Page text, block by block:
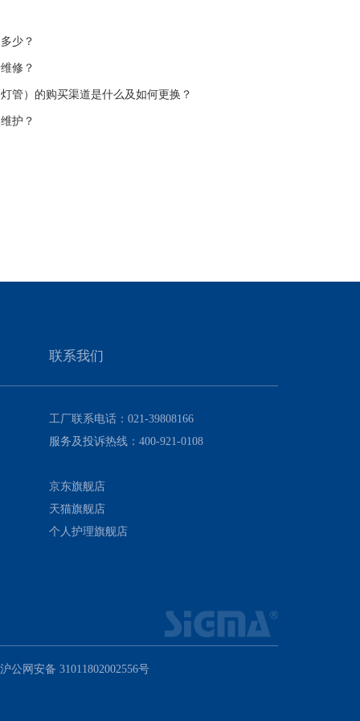
少？
修？
管）的购买渠道是什么及如何更换？
护？
联系我们
工厂联系电话：021-39808166
服务及投诉热线：400-921-0108
京东旗舰店
天猫旗舰店
个人护理旗舰店
沪公网安备 31011802002556号